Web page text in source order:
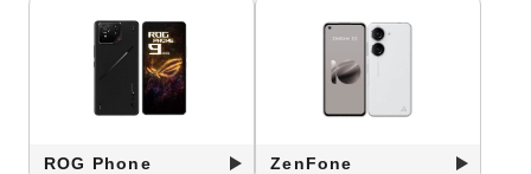
ROG Phone ZenFone